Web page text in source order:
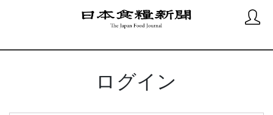
ログイン